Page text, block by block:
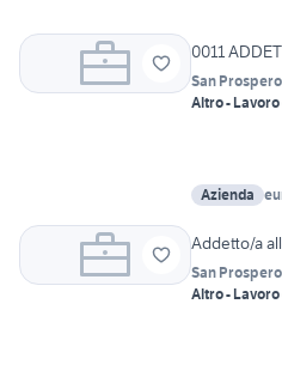
0011
San Prospero
Altro -
Azienda
Addetto/a
San Prospero
Altro -